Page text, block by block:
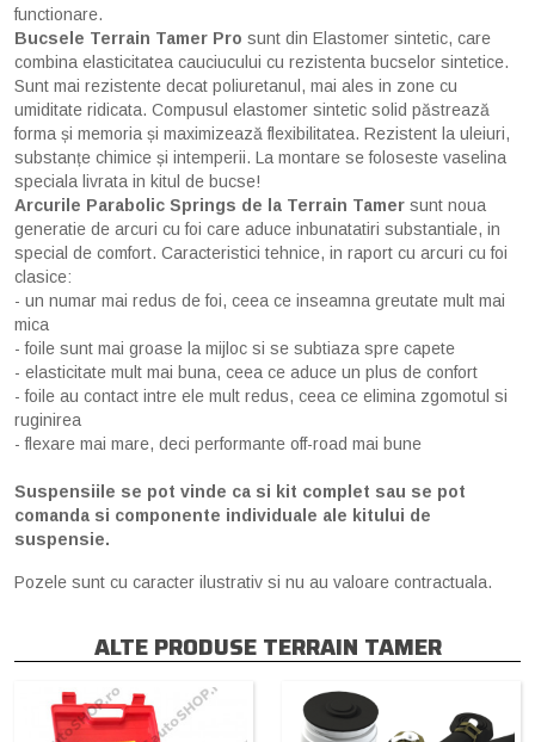
functionare.
Bucsele Terrain Tamer Pro sunt din Elastomer sintetic, care
combina elasticitatea cauciucului cu rezistenta bucselor sintetice.
Sunt mai rezistente decat poliuretanul, mai ales in zone cu
umiditate ridicata. Compusul elastomer sintetic solid păstrează
forma și memoria și maximizează flexibilitatea. Rezistent la uleiuri,
substanțe chimice și intemperii. La montare se foloseste vaselina
speciala livrata in kitul de bucse!
Arcurile Parabolic Springs de la Terrain Tamer sunt noua
generatie de arcuri cu foi care aduce inbunatatiri substantiale, in
special de comfort. Caracteristici tehnice, in raport cu arcuri cu foi
clasice:
- un numar mai redus de foi, ceea ce inseamna greutate mult mai
mica
- foile sunt mai groase la mijloc si se subtiaza spre capete
- elasticitate mult mai buna, ceea ce aduce un plus de confort
- foile au contact intre ele mult redus, ceea ce elimina zgomotul si
ruginirea
- flexare mai mare, deci performante off-road mai bune
Suspensiile se pot vinde ca si kit complet sau se pot
comanda si componente individuale ale kitului de
suspensie.
Pozele sunt cu caracter ilustrativ si nu au valoare contractuala.
ALTE PRODUSE TERRAIN TAMER